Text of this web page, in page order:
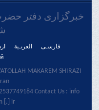
خبرگزاری دفتر
فارسـی العربـیة
MAKAREM SHIRAZI
Contact Us : info
[.] ir